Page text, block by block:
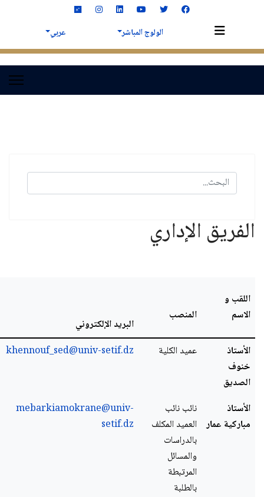
الولوج المباشر عربي
البحث
الفريق الإداري
اللقب و
الاسم
المنصب
البريد الإلكتروني
الأستاذ
خنوف
الصديق
عميد الكلية khennouf_sed@univ-setif.dz
الأستاذ
مباركية عمار
نائب نائب
العميد المكلف
بالدراسات
والمسائل
المرتبطة
بالطلبة
mebarkiamokrane@univ-
setif.dz